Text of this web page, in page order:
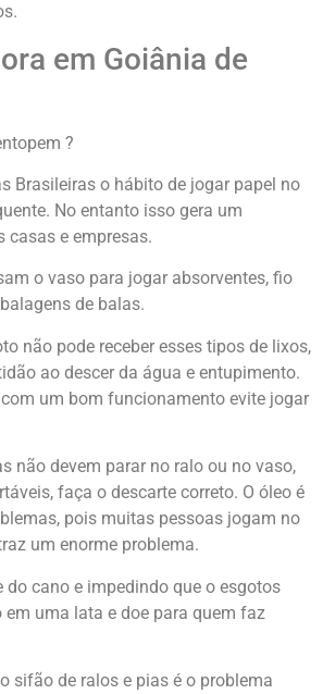
em Goiânia de
?
Brasileiras o hábito de jogar papel no
No entanto isso gera um
casas e empresas.
o vaso para jogar absorventes, fio
de balas.
não pode receber esses tipos de lixos,
ao descer da água e entupimento.
um bom funcionamento evite jogar
não devem parar no ralo ou no vaso,
faça o descarte correto. O óleo é
pois muitas pessoas jogam no
um enorme problema.
do cano e impedindo que o esgotos
em uma lata e doe para quem faz
sifão de ralos e pias é o problema